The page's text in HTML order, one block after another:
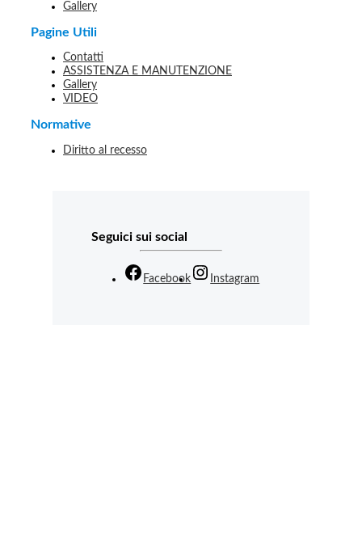
Gallery
Pagine Utili
Contatti
ASSISTENZA E MANUTENZIONE
Gallery
VIDEO
Normative
Diritto al recesso
Seguici sui social
Facebook Instagram